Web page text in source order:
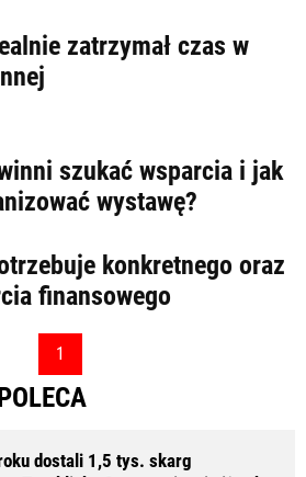
zatrzymał czas w
szukać wsparcia i jak
wystawę?
konkretnego oraz
finansowego
1
dostali 1,5 tys. skarg